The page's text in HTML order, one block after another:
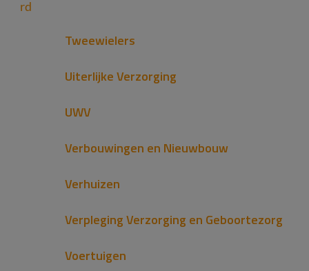
Tweewielers
Uiterlijke Verzorging
UWV
Verbouwingen en Nieuwbouw
Verhuizen
Verpleging Verzorging en Geboortezorg
Voertuigen